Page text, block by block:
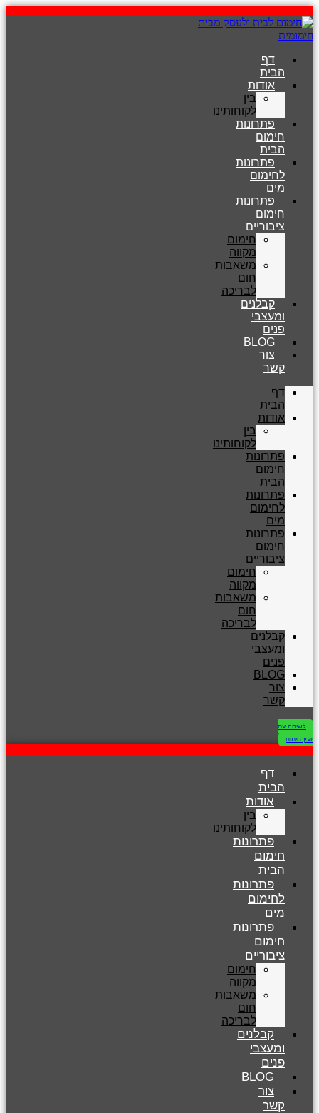
לתוכן
דף
הבית
אודות
בין
לקוחותינו
פתרונות
חימום
הבית
פתרונות
לחימום
מים
פתרונות
חימום
ציבוריים
חימום
מקווה
משאבות
חום
לבריכה
קבלנים
ומעצבי
פנים
BLOG
צור
קשר
דף
הבית
אודות
בין
לקוחותינו
פתרונות
חימום
הבית
פתרונות
לחימום
מים
פתרונות
חימום
ציבוריים
חימום
מקווה
משאבות
חום
לבריכה
קבלנים
ומעצבי
פנים
BLOG
צור
קשר
לשיחה עם
יועץ חימום
דף
הבית
אודות
בין
לקוחותינו
פתרונות
חימום
הבית
פתרונות
לחימום
מים
פתרונות
חימום
ציבוריים
חימום
מקווה
משאבות
חום
לבריכה
קבלנים
ומעצבי
פנים
BLOG
צור
קשר